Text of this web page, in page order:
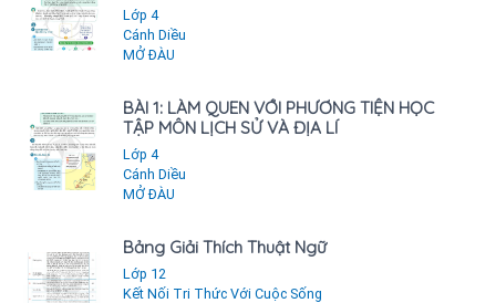
Lớp 4
Cánh Diều
MỞ ĐÀU
BÀI 1: LÀM QUEN VỚI PHƯƠNG TIỆN HỌC
TẬP MÔN LỊCH SỬ VÀ ĐỊA LÍ
Lớp 4
Cánh Diều
MỞ ĐÀU
Bảng Giải Thích Thuật Ngữ
Lớp 12
Kết Nối Tri Thức Với Cuộc Sống